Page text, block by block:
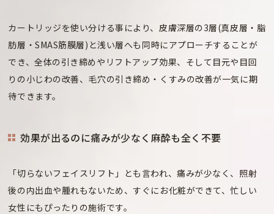
カートリッジを使い分ける事により、皮膚深層の3層(真皮層・脂
肪層・SMAS筋膜層)と浅い層へも同時にアプローチすることが
でき、全体の引き締めやリフトアップ効果、そして目元や目回
りの小じわの改善、毛穴の引き締め・くすみの改善が一気に期
待できます。
効果が出るのに痛みが少なく麻酔も全く不要
「切らないフェイスリフト」とも言われ、痛みが少なく、照射
後の内出血や腫れもないため、すぐにお化粧ができて、忙しい
女性にもぴったりの施術です。